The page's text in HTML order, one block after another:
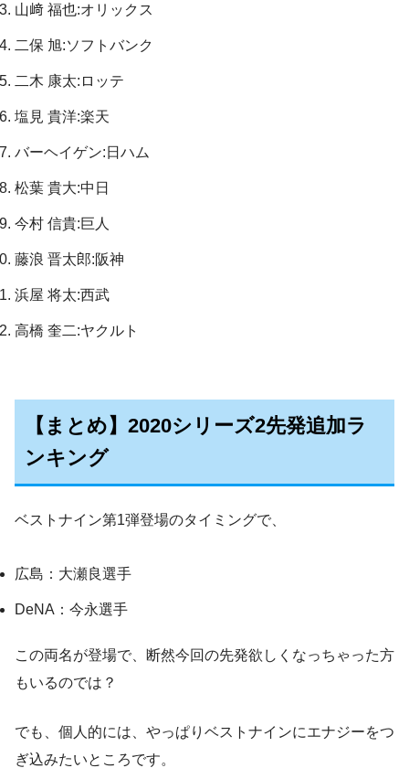
山﨑 福也:オリックス
二保 旭:ソフトバンク
二木 康太:ロッテ
塩見 貴洋:楽天
バーヘイゲン:日ハム
松葉 貴大:中日
今村 信貴:巨人
藤浪 晋太郎:阪神
浜屋 将太:西武
高橋 奎二:ヤクルト
【まとめ】2020シリーズ2先発追加ラ
ンキング
ベストナイン第1弾登場のタイミングで、
広島：大瀬良選手
DeNA：今永選手
この両名が登場で、断然今回の先発欲しくなっちゃった方
もいるのでは？
でも、個人的には、やっぱりベストナインにエナジーをつ
ぎ込みたいところです。